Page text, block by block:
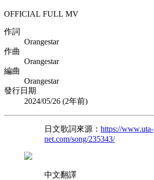
OFFICIAL FULL MV
作詞
Orangestar
作曲
Orangestar
編曲
Orangestar
發行日期
2024/05/26 (2年前)
日文歌詞來源： https://www.uta-
net.com/song/235343/
中文翻譯